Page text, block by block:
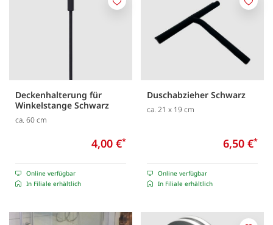
Deckenhalterung für
Winkelstange Schwarz
ca. 60 cm
4,00 €*
Online verfügbar
In Filiale erhältlich
Merken
Duschabzieher Schwarz
ca. 21 x 19 cm
6,50 €*
Online verfügbar
In Filiale erhältlich